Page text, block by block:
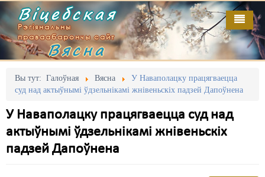
Віцебская
Рэгіянальны
праваабарончы сайт
Вясна
Вы тут: Галоўная Вясна
У Наваполацку працягваецца
суд над актыўнымі ўдзельнікамі жнівеньскіх падзей Дапоўнена
У Наваполацку працягваецца суд над
актыўнымі ўдзельнікамі жнівеньскіх
падзей Дапоўнена
Галоўная
Адміністрацыйны перасьлед
Безбар'ернае асяродзьдзе
Выбары
Выданьні
Пра нас